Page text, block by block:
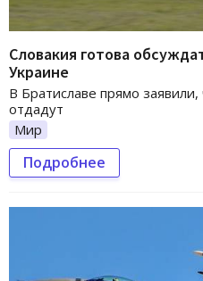
Словакия готова
Украине
В Братиславе прямо
отдадут
Мир
Подробнее